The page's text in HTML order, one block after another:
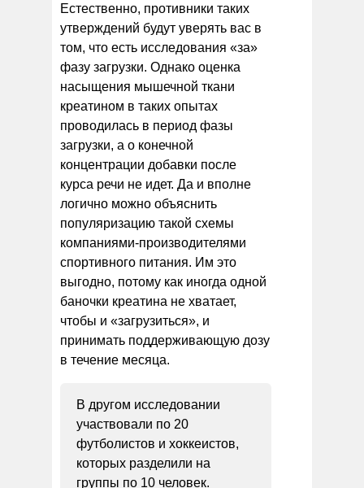
Естественно, противники таких
утверждений будут уверять вас в
том, что есть исследования «за»
фазу загрузки. Однако оценка
насыщения мышечной ткани
креатином в таких опытах
проводилась в период фазы
загрузки, а о конечной
концентрации добавки после
курса речи не идет. Да и вполне
логично можно объяснить
популяризацию такой схемы
компаниями-производителями
спортивного питания. Им это
выгодно, потому как иногда одной
баночки креатина не хватает,
чтобы и «загрузиться», и
принимать поддерживающую дозу
в течение месяца.
В другом исследовании
участвовали по 20
футболистов и хоккеистов,
которых разделили на
группы по 10 человек.